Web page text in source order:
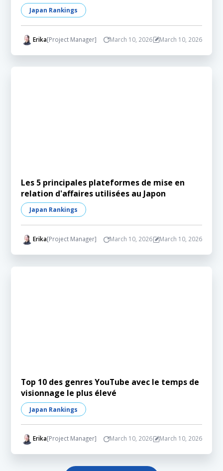
Japan Rankings
Erika[Project Manager] March 10, 2026 March 10, 2026
Les 5 principales plateformes de mise en
relation d'affaires utilisées au Japon
Japan Rankings
Erika[Project Manager] March 10, 2026 March 10, 2026
Top 10 des genres YouTube avec le temps de
visionnage le plus élevé
Japan Rankings
Erika[Project Manager] March 10, 2026 March 10, 2026